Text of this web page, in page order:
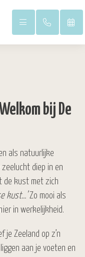
bij De
als natuurlijke
diep in en
de kust met zich
kust…’ Zo mooi als
in werkelijkheid.
je Zeeland op z’n
aan je voeten en